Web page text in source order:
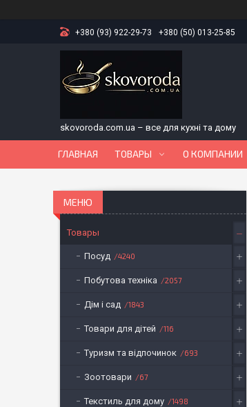
+380 (93) 922-29-73 +380 (50) 013-25-85
skovoroda.com.ua – все для кухні та дому
ГЛАВНАЯ ТОВАРЫ О КОМПАНИИ
Товары
Посуд 4240
Побутова техніка 2057
Дім і сад 1843
Товари для дітей 116
Туризм та відпочинок 693
Зоотовари 67
Текстиль для дому 1498